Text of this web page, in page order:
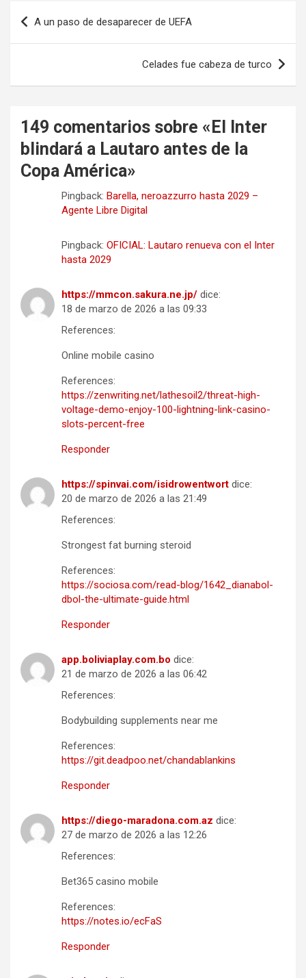
Navegación
de
A un paso de desaparecer de UEFA
Celades fue cabeza de turco
149 comentarios sobre « El Inter
blindará a Lautaro antes de la
Copa América»
Pingback: Barella, neroazzurro hasta 2029 –
Agente Libre Digital
Pingback: OFICIAL: Lautaro renueva con el Inter
hasta 2029
https://mmcon.sakura.ne.jp/ dice:
18 de marzo de 2026 a las 09:33
References:
Online mobile casino
References:
https://zenwriting.net/lathesoil2/threat-high-
voltage-demo-enjoy-100-lightning-link-casino-
slots-percent-free
Responder
https://spinvai.com/isidrowentwort dice:
20 de marzo de 2026 a las 21:49
References:
Strongest fat burning steroid
References:
https://sociosa.com/read-blog/1642_dianabol-
dbol-the-ultimate-guide.html
Responder
app.boliviaplay.com.bo dice:
21 de marzo de 2026 a las 06:42
References:
Bodybuilding supplements near me
References:
https://git.deadpoo.net/chandablankins
Responder
https://diego-maradona.com.az dice:
27 de marzo de 2026 a las 12:26
References:
Bet365 casino mobile
References:
https://notes.io/ecFaS
Responder